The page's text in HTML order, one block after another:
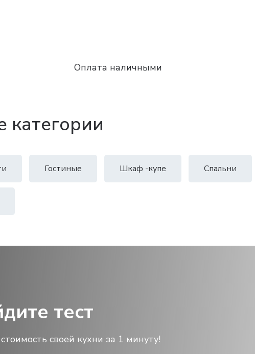
Оплата наличными
категории
Гостиные Шкаф -купе Спальни
тест
своей кухни за 1 минуту!